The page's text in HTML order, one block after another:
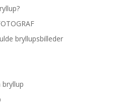
bryllupsbilleder